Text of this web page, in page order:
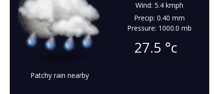
Patchy rain nearby
Wind: 5.4 kmph
Precip: 0.40 mm
Pressure: 1000.0 mb
27.5 °c